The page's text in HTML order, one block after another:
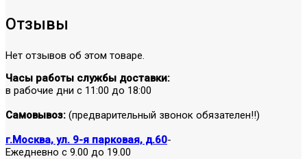
Отзывы
Нет отзывов об этом товаре.
Часы работы службы доставки:
в рабочие дни с 11:00 до 18:00
Самовывоз: (предварительный звонок обязателен!!)
г.Москва, ул. 9-я парковая, д.60-
Ежедневно с 9.00 до 19.00